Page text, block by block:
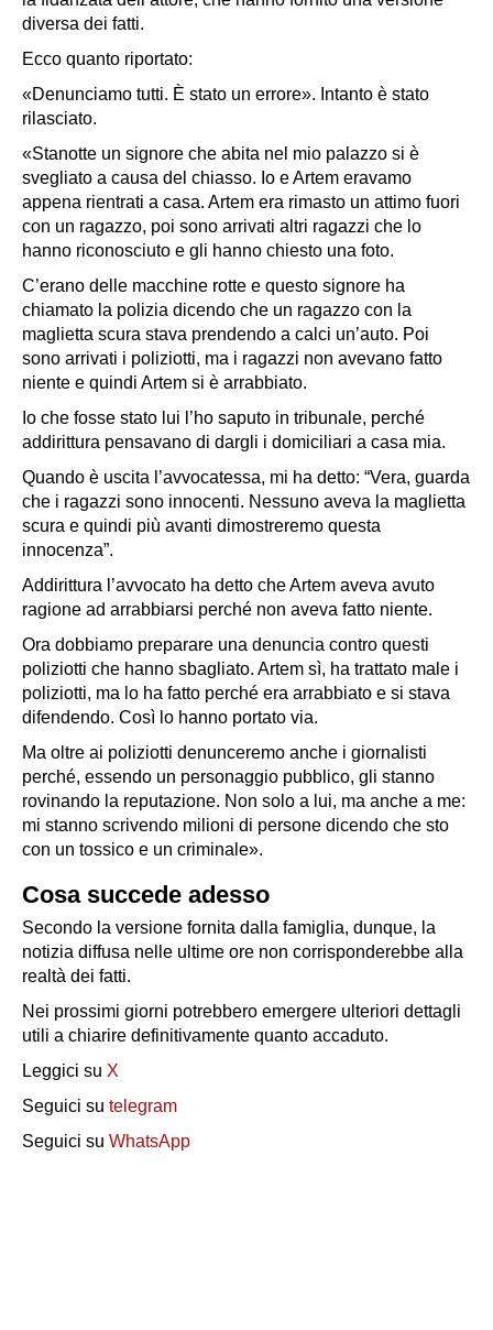
diversa dei fatti.
Ecco quanto riportato:
«Denunciamo tutti. È stato un errore». Intanto è stato
rilasciato.
«Stanotte un signore che abita nel mio palazzo si è
svegliato a causa del chiasso. Io e Artem eravamo
appena rientrati a casa. Artem era rimasto un attimo fuori
con un ragazzo, poi sono arrivati altri ragazzi che lo
hanno riconosciuto e gli hanno chiesto una foto.
C’erano delle macchine rotte e questo signore ha
chiamato la polizia dicendo che un ragazzo con la
maglietta scura stava prendendo a calci un’auto. Poi
sono arrivati i poliziotti, ma i ragazzi non avevano fatto
niente e quindi Artem si è arrabbiato.
Io che fosse stato lui l’ho saputo in tribunale, perché
addirittura pensavano di dargli i domiciliari a casa mia.
Quando è uscita l’avvocatessa, mi ha detto: “Vera, guarda
che i ragazzi sono innocenti. Nessuno aveva la maglietta
scura e quindi più avanti dimostreremo questa
innocenza”.
Addirittura l’avvocato ha detto che Artem aveva avuto
ragione ad arrabbiarsi perché non aveva fatto niente.
Ora dobbiamo preparare una denuncia contro questi
poliziotti che hanno sbagliato. Artem sì, ha trattato male i
poliziotti, ma lo ha fatto perché era arrabbiato e si stava
difendendo. Così lo hanno portato via.
Ma oltre ai poliziotti denunceremo anche i giornalisti
perché, essendo un personaggio pubblico, gli stanno
rovinando la reputazione. Non solo a lui, ma anche a me:
mi stanno scrivendo milioni di persone dicendo che sto
con un tossico e un criminale».
Cosa succede adesso
Secondo la versione fornita dalla famiglia, dunque, la
notizia diffusa nelle ultime ore non corrisponderebbe alla
realtà dei fatti.
Nei prossimi giorni potrebbero emergere ulteriori dettagli
utili a chiarire definitivamente quanto accaduto.
Leggici su X
Seguici su telegram
Seguici su WhatsApp